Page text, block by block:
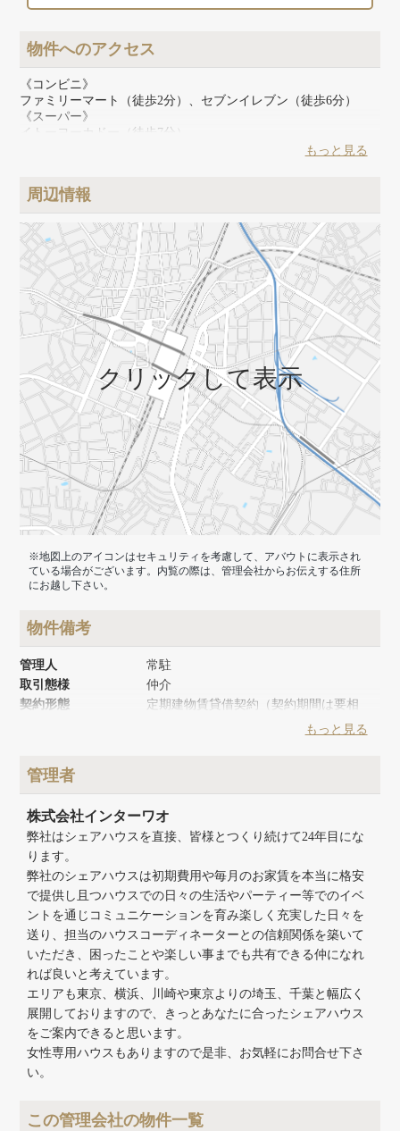
物件へのアクセス
《コンビニ》
ファミリーマート（徒歩2分）、セブンイレブン（徒歩6分）
《スーパー》
イトーヨーカドー（徒歩7分）
もっと見る
周辺情報
クリックして表示
※地図上のアイコンはセキュリティを考慮して、アバウトに表示され
ている場合がございます。内覧の際は、管理会社からお伝えする住所
にお越し下さい。
物件備考
管理人
常駐
取引態様
仲介
契約形態
定期建物賃貸借契約（契約期間は要相
建物構造
建物階数
もっと見る
管理者
株式会社インターワオ
弊社はシェアハウスを直接、皆様とつくり続けて24年目にな
ります。
弊社のシェアハウスは初期費用や毎月のお家賃を本当に格安
で提供し且つハウスでの日々の生活やパーティー等でのイベ
ントを通じコミュニケーションを育み楽しく充実した日々を
送り、担当のハウスコーディネーターとの信頼関係を築いて
いただき、困ったことや楽しい事までも共有できる仲になれ
れば良いと考えています。
エリアも東京、横浜、川崎や東京よりの埼玉、千葉と幅広く
展開しておりますので、きっとあなたに合ったシェアハウス
をご案内できると思います。
女性専用ハウスもありますので是非、お気軽にお問合せ下さ
い。
この管理会社の物件一覧